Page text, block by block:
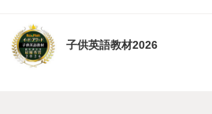
子供英語教材2026